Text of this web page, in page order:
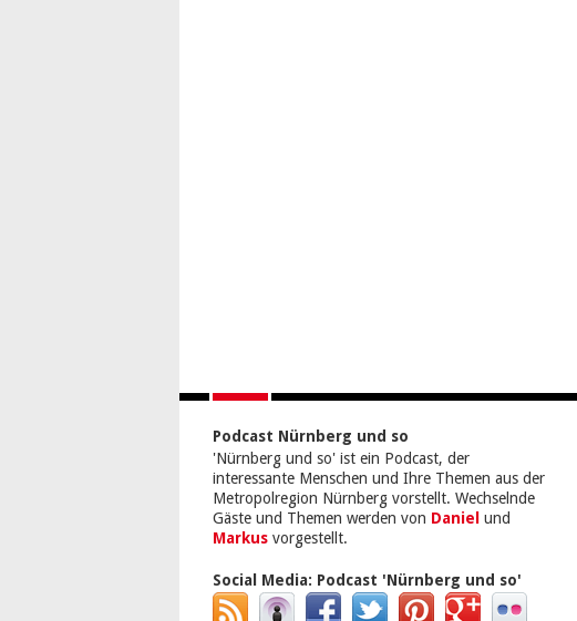
Podcast Nürnberg und so
'Nürnberg und so' ist ein Podcast, der
interessante Menschen und Ihre Themen aus der
Metropolregion Nürnberg vorstellt. Wechselnde
Gäste und Themen werden von Daniel und
Markus vorgestellt.
Social Media: Podcast 'Nürnberg und so'